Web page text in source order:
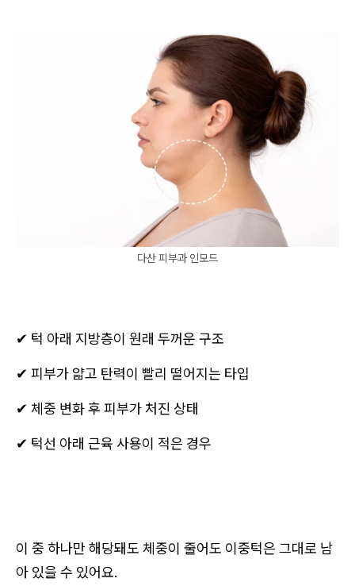
다산 피부과 인모드
✔ 턱 아래 지방층이 원래 두꺼운 구조
✔ 피부가 얇고 탄력이 빨리 떨어지는 타입
✔ 체중 변화 후 피부가 처진 상태
✔ 턱선 아래 근육 사용이 적은 경우
이 중 하나만 해당돼도 체중이 줄어도 이중턱은 그대로 남
아 있을 수 있어요.